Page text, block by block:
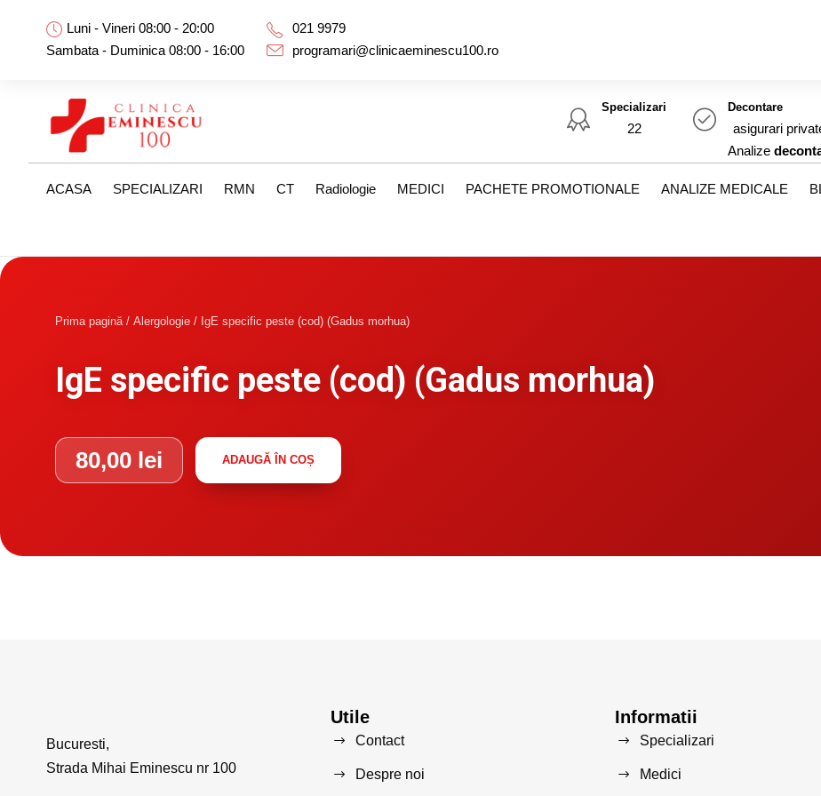
Luni - Vineri 08:00 - 20:00
Sambata - Duminica 08:00 - 16:00
021 9979
programari@clinicaeminescu100.ro
Specializari
22
Decontare
asigurari
Analize
ACASA SPECIALIZARI RMN CT Radiologie MEDICI PACHETE PROMOTIONALE ANALIZE MEDICALE
Prima pagină / Alergologie / IgE specific peste (cod) (Gadus morhua)
IgE specific peste (cod) (Gadus morhua)
80,00 lei ADAUGĂ ÎN COȘ
Bucuresti,
Strada Mihai Eminescu nr 100
Utile
Contact
Despre noi
Informatii
Specializari
Medici